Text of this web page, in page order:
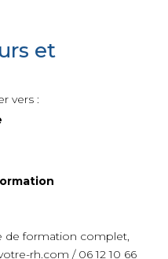
et
vers :
de formation complet,
rh.com / 06 12 10 66